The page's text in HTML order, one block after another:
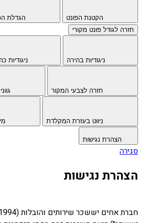
הקטנת הפונט
הגדלת
חזרה לגודל פונט מקורי
ניגודיות בהירה ניגודיות
חזרה לצבעי המקור
ניווט בעזרת המקלדת
סגירה
הצהרת נגישות